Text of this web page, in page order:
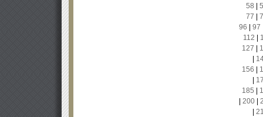
58
77
96
97
112
127
156
185
200|